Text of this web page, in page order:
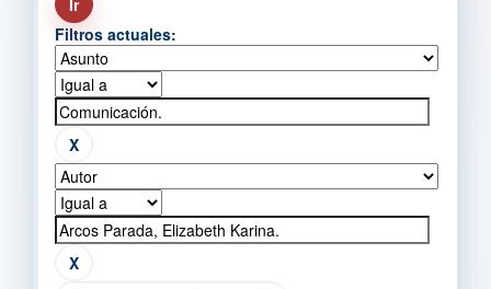
Filtros actuales: